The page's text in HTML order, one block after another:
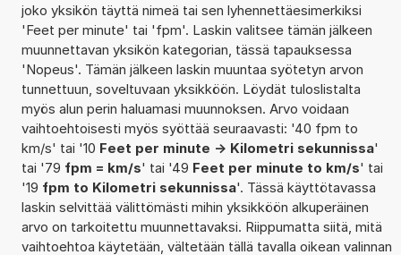
joko yksikön täyttä nimeä tai sen lyhennettäesimerkiksi
'Feet per minute' tai 'fpm'. Laskin valitsee tämän jälkeen
muunnettavan yksikön kategorian, tässä tapauksessa
'Nopeus'. Tämän jälkeen laskin muuntaa syötetyn arvon
tunnettuun, soveltuvaan yksikköön. Löydät tuloslistalta
myös alun perin haluamasi muunnoksen. Arvo voidaan
vaihtoehtoisesti myös syöttää seuraavasti: '40 fpm to
km/s' tai '10 Feet per minute -> Kilometri sekunnissa'
tai '79 fpm = km/s' tai '49 Feet per minute to km/s' tai
'19 fpm to Kilometri sekunnissa'. Tässä käyttötavassa
laskin selvittää välittömästi mihin yksikköön alkuperäinen
arvo on tarkoitettu muunnettavaksi. Riippumatta siitä, mitä
vaihtoehtoa käytetään, vältetään tällä tavalla oikean valinnan